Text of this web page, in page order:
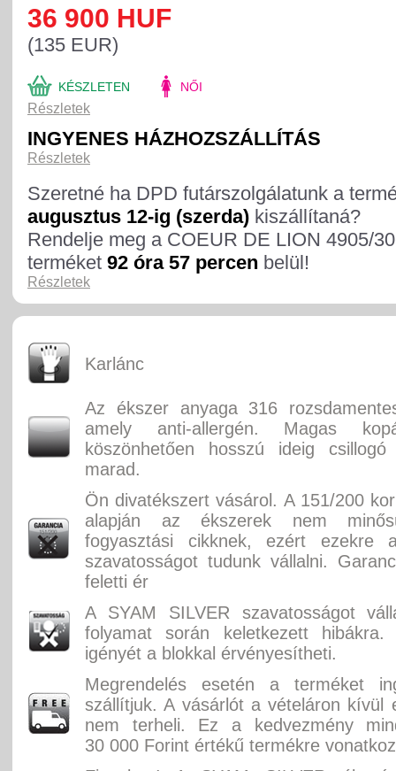
36 900 HUF
(135 EUR)
KÉSZLETEN
Részletek
NŐI
INGYENES HÁZHOZSZÁLLÍTÁS
Részletek
Szeretné ha DPD futárszolgálatunk a
augusztus 12-ig (szerda) kiszállítaná?
Rendelje meg a COEUR DE LION 4905/
terméket 92 óra 57 percen belül!
Részletek
Karlánc
Az ékszer anyaga 316
amely anti-allergén. Magas
köszönhetően hosszú ideig
marad.
Ön divatékszert vásárol. A 151/200
alapján az ékszerek nem
fogyasztási cikknek, ezért ezekre
szavatosságot tudunk vállalni.
feletti ér
A SYAM SILVER szavatosságot
folyamat során keletkezett hibákra.
igényét a blokkal érvényesítheti.
Megrendelés esetén a terméket
szállítjuk. A vásárlót a vételáron kívül
nem terheli. Ez a kedvezmény
30 000 Forint értékű termékre